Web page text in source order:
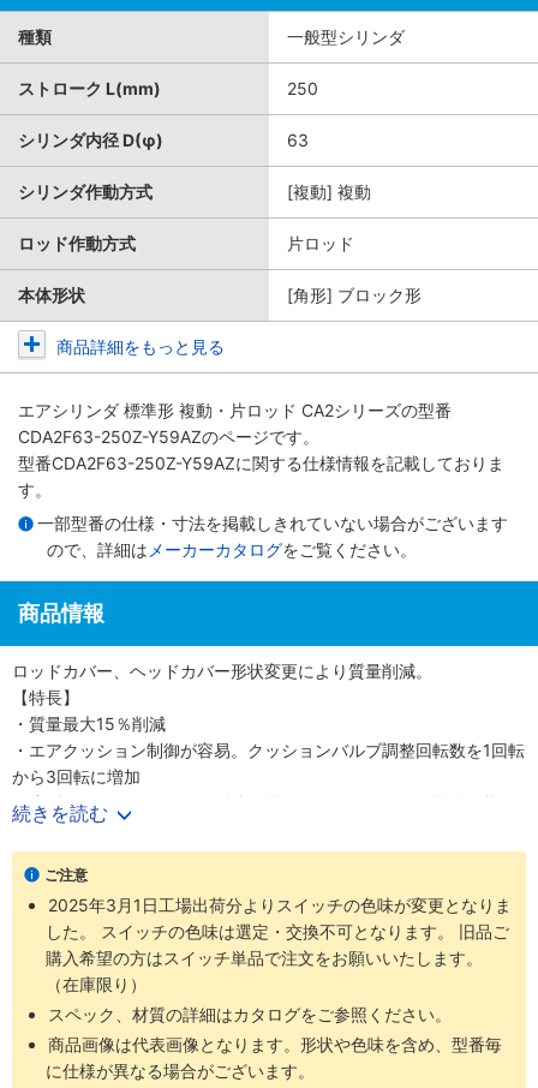
種類 一般型シリンダ
ストローク L(mm) 250
シリンダ内径 D(φ) 63
シリンダ作動方式 [複動] 複動
ロッド作動方式 片ロッド
本体形状 [角形] ブロック形
商品詳細をもっと見る
エアシリンダ 標準形 複動・片ロッド CA2シリーズの型番
CDA2F63-250Z-Y59AZのページです。
型番CDA2F63-250Z-Y59AZに関する仕様情報を記載しておりま
す。
一部型番の仕様・寸法を掲載しきれていない場合がございます
ので、詳細は メーカーカタログをご覧ください。
商品情報
ロッドカバー、ヘッドカバー形状変更により質量削減。
【特長】
・質量最大15％削減
・エアクッション制御が容易。クッションバルブ調整回転数を1回転
から3回転に増加
・小型オートスイッチから耐強磁界オートスイッチまで取付可能
・ロッド先端金具、揺動受け金具付の品番を設定しました
・豊富な取付支持金具
続きを読む
ご注意
2025年3月1日工場出荷分よりスイッチの色味が変更となりま
した。 スイッチの色味は選定・交換不可となります。 旧品ご
購入希望の方はスイッチ単品で注文をお願いいたします。
（在庫限り）
スペック、材質の詳細はカタログをご参照ください。
商品画像は代表画像となります。形状や色味を含め、型番毎
に仕様が異なる場合がございます。